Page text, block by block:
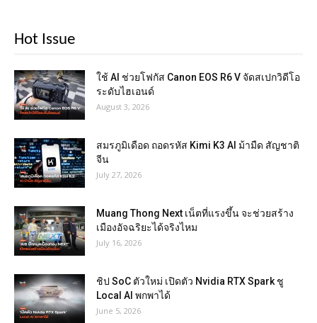
Hot Issue
ใช้ AI ช่วยโฟกัส Canon EOS R6 V จัดสเปกวิดีโอ
ระดับไฮเอนด์
August 3, 2026
สมรภูมิเดือด ถอดรหัส Kimi K3 AI ม้ามืด สัญชาติ
จีน
July 27, 2026
Muang Thong Next เน็ตที่แรงขึ้น จะช่วยสร้าง
เมืองอัจฉริยะได้จริงไหม
July 16, 2026
ชิป SoC ตัวใหม่ เปิดตัว Nvidia RTX Spark ชู
Local AI พกพาได้
June 5, 2026